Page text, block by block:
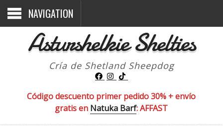
NAVIGATION
Asturshelkie Shelties
Cría de Shetland Sheepdog
Código descuento primer pedido 30% + envío
gratis en Natuka Barf: AFFAST